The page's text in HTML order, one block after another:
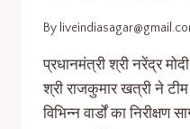
By
प्रधानमंत्री श्री नरेंद्र
श्री राजकुमार खत्री ने
विभिन्न वार्डों का